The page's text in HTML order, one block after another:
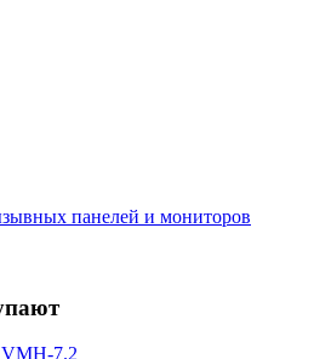
панелей и мониторов